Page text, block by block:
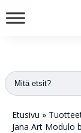
Etusivu »
Jana Art Modulo